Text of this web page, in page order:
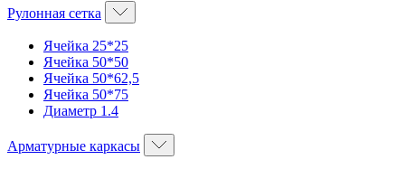
Рулонная сетка
Ячейка 25*25
Ячейка 50*50
Ячейка 50*62,5
Ячейка 50*75
Диаметр 1.4
Арматурные каркасы